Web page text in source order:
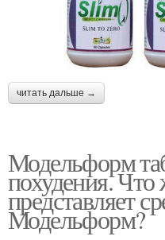
читать дальше →
Модельформ
похудения. Что
представляет
Модельформ?